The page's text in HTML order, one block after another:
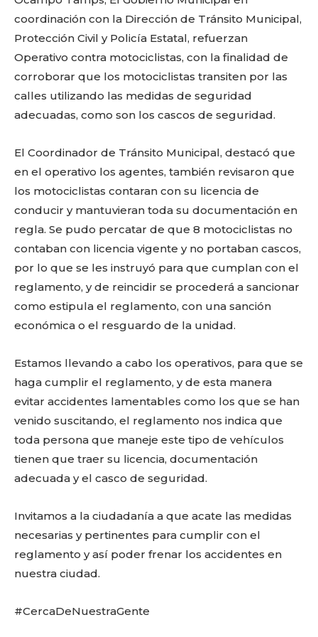
k
coordinación con la Dirección de Tránsito Municipal,
Protección Civil y Policía Estatal, refuerzan
Operativo contra motociclistas, con la finalidad de
corroborar que los motociclistas transiten por las
calles utilizando las medidas de seguridad
adecuadas, como son los cascos de seguridad.
El Coordinador de Tránsito Municipal, destacó que
en el operativo los agentes, también revisaron que
los motociclistas contaran con su licencia de
conducir y mantuvieran toda su documentación en
regla. Se pudo percatar de que 8 motociclistas no
contaban con licencia vigente y no portaban cascos,
por lo que se les instruyó para que cumplan con el
reglamento, y de reincidir se procederá a sancionar
como estipula el reglamento, con una sanción
económica o el resguardo de la unidad.
Estamos llevando a cabo los operativos, para que se
haga cumplir el reglamento, y de esta manera
evitar accidentes lamentables como los que se han
venido suscitando, el reglamento nos indica que
toda persona que maneje este tipo de vehículos
tienen que traer su licencia, documentación
adecuada y el casco de seguridad.
Invitamos a la ciudadanía a que acate las medidas
necesarias y pertinentes para cumplir con el
reglamento y así poder frenar los accidentes en
nuestra ciudad.
#CercaDeNuestraGente